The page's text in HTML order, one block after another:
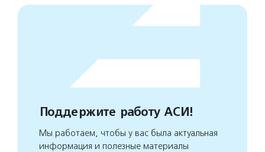
Поддержите работу АСИ!
Мы работаем, чтобы у вас была актуальная
информация и полезные материалы